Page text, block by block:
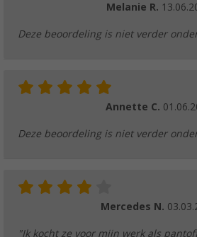
Melanie R.
Deze beoordeling is niet verder
Annette C.
Deze beoordeling is niet verder
Mercedes N.
"Ik kocht ze voor mijn werk als